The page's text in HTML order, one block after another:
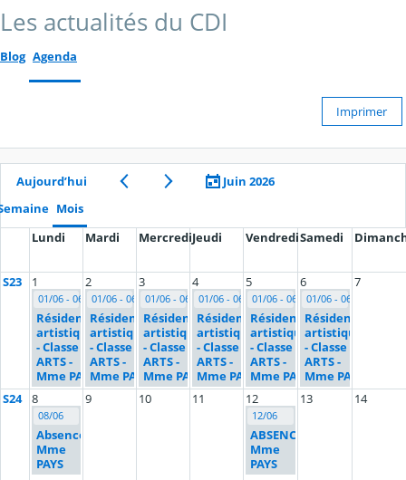
Les actualités du CDI
Blog Agenda
Imprimer
Aujourd’hui
Juin 2026
Mois
Lundi
Mardi MercrediJeudi VendrediSamedi
S23 1
01/06 - 06/06
Résidence
artistique
- Classe
ARTS -
Mme PAYS
2
01/06 - 06/06
Résidence
artistique
- Classe
ARTS -
Mme PAYS
3
01/06 - 06/06
Résidence
artistique
- Classe
ARTS -
Mme PAYS
4
01/06 - 06/06
Résidence
artistique
- Classe
ARTS -
Mme PAYS
5
01/06 - 06/06
Résidence
artistique
- Classe
ARTS -
Mme PAYS
6
01/06 - 06/06
Résidence
artistique
- Classe
ARTS -
Mme PAYS
7
S24 8
08/06
Absence
Mme
PAYS
9 10 11 12
12/06
ABSENCE
Mme
PAYS
13 14